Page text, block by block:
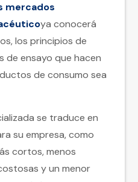
mercados
ya conocerá
los principios de
de ensayo que hacen
de consumo sea
se traduce en
su empresa, como
cortos, menos
y un menor